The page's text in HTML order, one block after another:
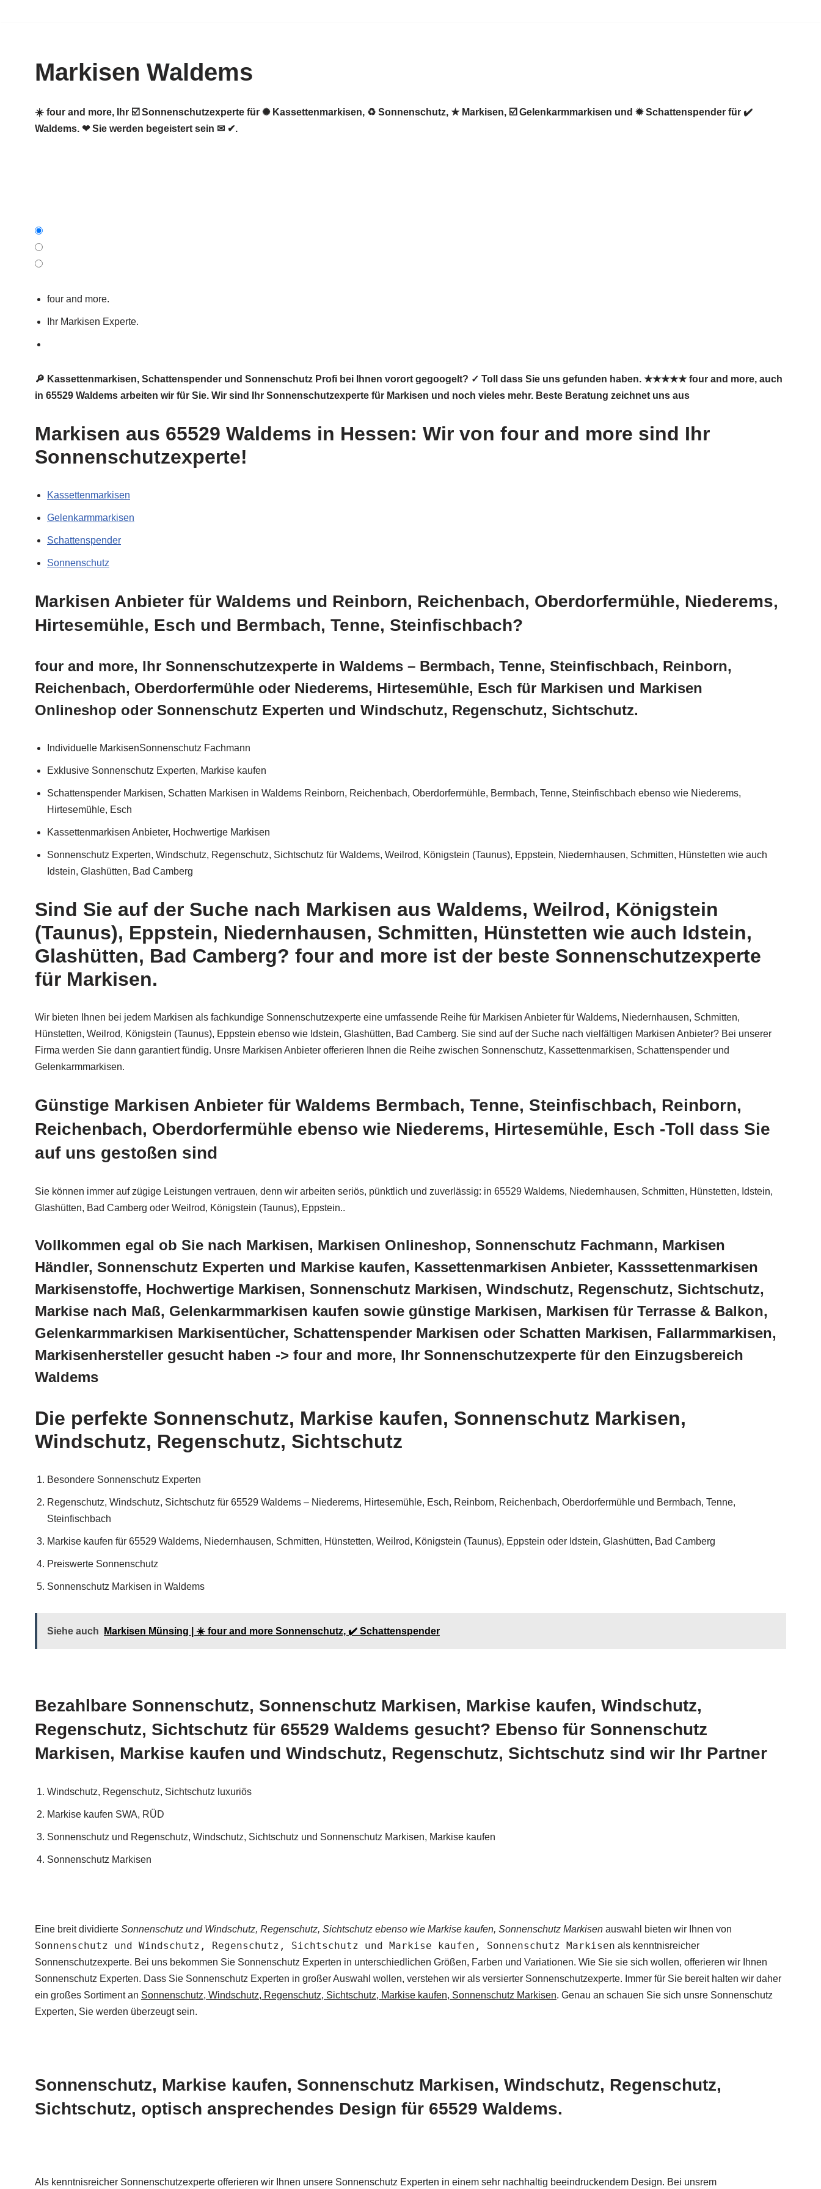
springenMarkisen Waldems
☀️ four and more, Ihr ☑️ Sonnenschutzexperte für ✺ Kassettenmarkisen, ♻ Sonnenschutz, ★ Markisen, ☑️ Gelenkarmmarkisen und ✹ Schattenspender für ✔️
Waldems. ❤ Sie werden begeistert sein ✉ ✔.
four and more.
Ihr Markisen Experte.
🔎 Kassettenmarkisen, Schattenspender und Sonnenschutz Profi bei Ihnen vorort gegoogelt? ✓ Toll dass Sie uns gefunden haben. ★★★★★ four and more, auch
in 65529 Waldems arbeiten wir für Sie. Wir sind Ihr Sonnenschutzexperte für Markisen und noch vieles mehr. Beste Beratung zeichnet uns aus
Markisen aus 65529 Waldems in Hessen: Wir von four and more sind Ihr
Sonnenschutzexperte!
Kassettenmarkisen
Gelenkarmmarkisen
Schattenspender
Sonnenschutz
Markisen Anbieter für Waldems und Reinborn, Reichenbach, Oberdorfermühle, Niederems,
Hirtesemühle, Esch und Bermbach, Tenne, Steinfischbach?
four and more, Ihr Sonnenschutzexperte in Waldems – Bermbach, Tenne, Steinfischbach, Reinborn,
Reichenbach, Oberdorfermühle oder Niederems, Hirtesemühle, Esch für Markisen und Markisen
Onlineshop oder Sonnenschutz Experten und Windschutz, Regenschutz, Sichtschutz.
Individuelle MarkisenSonnenschutz Fachmann
Exklusive Sonnenschutz Experten, Markise kaufen
Schattenspender Markisen, Schatten Markisen in Waldems Reinborn, Reichenbach, Oberdorfermühle, Bermbach, Tenne, Steinfischbach ebenso wie Niederems,
Hirtesemühle, Esch
Kassettenmarkisen Anbieter, Hochwertige Markisen
Sonnenschutz Experten, Windschutz, Regenschutz, Sichtschutz für Waldems, Weilrod, Königstein (Taunus), Eppstein, Niedernhausen, Schmitten, Hünstetten wie auch
Idstein, Glashütten, Bad Camberg
Sind Sie auf der Suche nach Markisen aus Waldems, Weilrod, Königstein
(Taunus), Eppstein, Niedernhausen, Schmitten, Hünstetten wie auch Idstein,
Glashütten, Bad Camberg? four and more ist der beste Sonnenschutzexperte
für Markisen.
Wir bieten Ihnen bei jedem Markisen als fachkundige Sonnenschutzexperte eine umfassende Reihe für Markisen Anbieter für Waldems, Niedernhausen, Schmitten,
Hünstetten, Weilrod, Königstein (Taunus), Eppstein ebenso wie Idstein, Glashütten, Bad Camberg. Sie sind auf der Suche nach vielfältigen Markisen Anbieter? Bei unserer
Firma werden Sie dann garantiert fündig. Unsre Markisen Anbieter offerieren Ihnen die Reihe zwischen Sonnenschutz, Kassettenmarkisen, Schattenspender und
Gelenkarmmarkisen.
Günstige Markisen Anbieter für Waldems Bermbach, Tenne, Steinfischbach, Reinborn,
Reichenbach, Oberdorfermühle ebenso wie Niederems, Hirtesemühle, Esch -Toll dass Sie
auf uns gestoßen sind
Sie können immer auf zügige Leistungen vertrauen, denn wir arbeiten seriös, pünktlich und zuverlässig: in 65529 Waldems, Niedernhausen, Schmitten, Hünstetten, Idstein,
Glashütten, Bad Camberg oder Weilrod, Königstein (Taunus), Eppstein..
Vollkommen egal ob Sie nach Markisen, Markisen Onlineshop, Sonnenschutz Fachmann, Markisen
Händler, Sonnenschutz Experten und Markise kaufen, Kassettenmarkisen Anbieter, Kasssettenmarkisen
Markisenstoffe, Hochwertige Markisen, Sonnenschutz Markisen, Windschutz, Regenschutz, Sichtschutz,
Markise nach Maß, Gelenkarmmarkisen kaufen sowie günstige Markisen, Markisen für Terrasse & Balkon,
Gelenkarmmarkisen Markisentücher, Schattenspender Markisen oder Schatten Markisen, Fallarmmarkisen,
Markisenhersteller gesucht haben -> four and more, Ihr Sonnenschutzexperte für den Einzugsbereich
Waldems
Die perfekte Sonnenschutz, Markise kaufen, Sonnenschutz Markisen,
Windschutz, Regenschutz, Sichtschutz
Besondere Sonnenschutz Experten
Regenschutz, Windschutz, Sichtschutz für 65529 Waldems – Niederems, Hirtesemühle, Esch, Reinborn, Reichenbach, Oberdorfermühle und Bermbach, Tenne,
Steinfischbach
Markise kaufen für 65529 Waldems, Niedernhausen, Schmitten, Hünstetten, Weilrod, Königstein (Taunus), Eppstein oder Idstein, Glashütten, Bad Camberg
Preiswerte Sonnenschutz
Sonnenschutz Markisen in Waldems
Siehe auch Markisen Münsing | ☀️ four and more Sonnenschutz, ✔️ Schattenspender
Bezahlbare Sonnenschutz, Sonnenschutz Markisen, Markise kaufen, Windschutz,
Regenschutz, Sichtschutz für 65529 Waldems gesucht? Ebenso für Sonnenschutz
Markisen, Markise kaufen und Windschutz, Regenschutz, Sichtschutz sind wir Ihr Partner
Windschutz, Regenschutz, Sichtschutz luxuriös
Markise kaufen SWA, RÜD
Sonnenschutz und Regenschutz, Windschutz, Sichtschutz und Sonnenschutz Markisen, Markise kaufen
Sonnenschutz Markisen
Eine breit dividierte Sonnenschutz und Windschutz, Regenschutz, Sichtschutz ebenso wie Markise kaufen, Sonnenschutz Markisen auswahl bieten wir Ihnen von
Sonnenschutz und Windschutz, Regenschutz, Sichtschutz und Markise kaufen, Sonnenschutz Markisen als kenntnisreicher
Sonnenschutzexperte. Bei uns bekommen Sie Sonnenschutz Experten in unterschiedlichen Größen, Farben und Variationen. Wie Sie sie sich wollen, offerieren wir Ihnen
Sonnenschutz Experten. Dass Sie Sonnenschutz Experten in großer Auswahl wollen, verstehen wir als versierter Sonnenschutzexperte. Immer für Sie bereit halten wir daher
ein großes Sortiment an Sonnenschutz, Windschutz, Regenschutz, Sichtschutz, Markise kaufen, Sonnenschutz Markisen. Genau an schauen Sie sich unsre Sonnenschutz
Experten, Sie werden überzeugt sein.
Sonnenschutz, Markise kaufen, Sonnenschutz Markisen, Windschutz, Regenschutz,
Sichtschutz, optisch ansprechendes Design für 65529 Waldems.
Als kenntnisreicher Sonnenschutzexperte offerieren wir Ihnen unsere Sonnenschutz Experten in einem sehr nachhaltig beeindruckendem Design. Bei unsrem